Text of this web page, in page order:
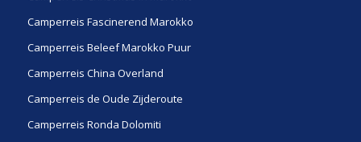
Camperreis Fascinerend Marokko
Camperreis Beleef Marokko Puur
Camperreis China Overland
Camperreis de Oude Zijderoute
Camperreis Ronda Dolomiti